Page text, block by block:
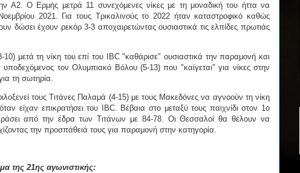
Α2. Ο Ερμής μετρά 11 συνεχόμενες νίκες με τη μοναδική του ήττα να
2021. Για τους Τρικαλινούς το 2022 ήταν καταστροφικό καθώς
δώσει έχουν ρεκόρ 3-3 αποχαιρετώντας ουσιαστικά τις ελπίδες πρωτιάς
μετά τη νίκη του επί του IBC "καθάρισε" ουσιαστικά την παραμονή και
τον Ολυμπιακό Βόλου (5-13) που "καίγεται" για νίκες στην
τη σωτηρία.
τους Τιτάνες Παλαμά (4-15) με τους Μακεδόνες να αγνοούν τη νίκη
είχαν επικρατήσει του IBC. Βέβαια στο μεταξύ τους παιχνίδι στον 1ο
από την έδρα των Τιτάνων με 84-78. Οι Θεσσαλοί θα θέλουν να
την προσπάθειά τους για παραμονή στην κατηγορία.
της 21ης αγωνιστικής: